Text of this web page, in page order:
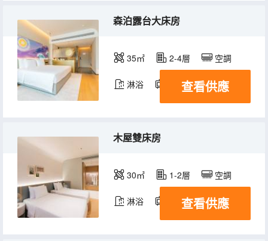
森泊露台大床房
35㎡ 2-4層 空調
淋浴 電視機
查看供應
木屋雙床房
30㎡ 1-2層 空調
淋浴 電視機
查看供應